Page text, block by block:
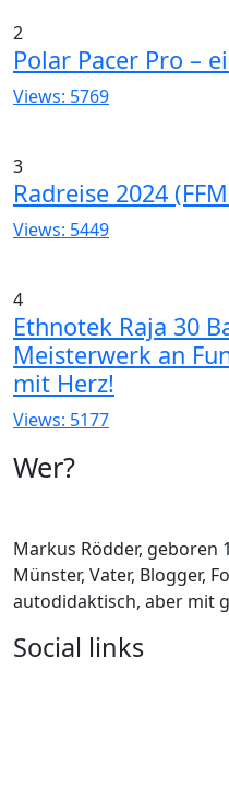
2
Polar Pacer Pro –
Views: 5769
3
Radreise 2024
Views: 5449
4
Ethnotek Raja 30
Meisterwerk an
mit Herz!
Views: 5177
Wer?
Markus Rödder, geboren
Münster, Vater, Blogger,
autodidaktisch, aber mit
Social links